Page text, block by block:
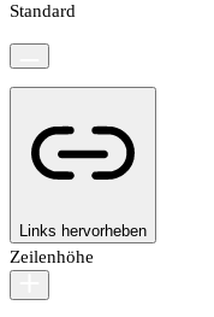
Standard
Links hervorheben
Zeilenhöhe